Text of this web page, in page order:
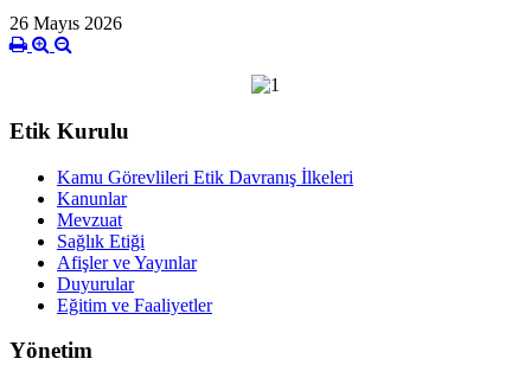
26 Mayıs 2026
Etik Kurulu
Kamu Görevlileri Etik Davranış İlkeleri
Kanunlar
Mevzuat
Sağlık Etiği
Afişler ve Yayınlar
Duyurular
Eğitim ve Faaliyetler
Yönetim